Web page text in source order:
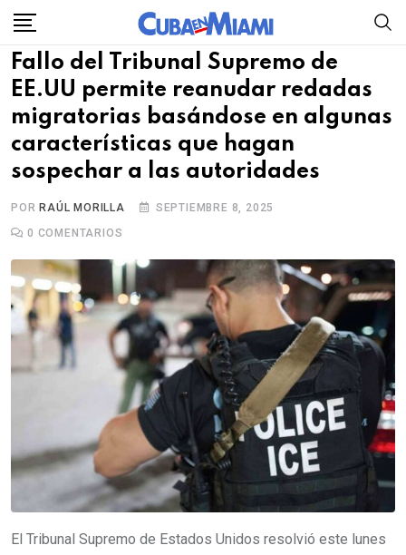
Skip
content
Fallo del Tribunal Supremo de
EE.UU permite reanudar redadas
migratorias basándose en algunas
características que hagan
sospechar a las autoridades
POR RAÚL MORILLA
SEPTIEMBRE 8, 2025
0 COMENTARIOS
El Tribunal Supremo de Estados Unidos resolvió este lunes